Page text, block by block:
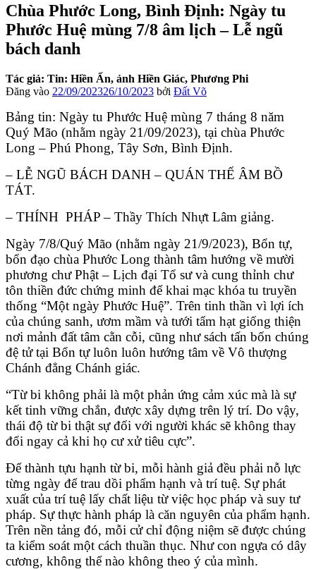
Chùa Phước Long, Bình Định: Ngày tu
Phước Huệ mùng 7/8 âm lịch – Lễ ngũ
bách danh
Tác giả: Tin: Hiền Ấn, ảnh Hiền Giác, Phương Phi
Đăng vào 22/09/202326/10/2023 bởi Đất Võ
Bảng tin: Ngày tu Phước Huệ mùng 7 tháng 8 năm
Quý Mão (nhằm ngày 21/09/2023), tại chùa Phước
Long – Phú Phong, Tây Sơn, Bình Định.
– LỄ NGŨ BÁCH DANH – QUÁN THẾ ÂM BỒ
TÁT.
– THÍNH PHÁP – Thầy Thích Nhựt Lâm giảng.
Ngày 7/8/Quý Mão (nhằm ngày 21/9/2023), Bổn tự,
bổn đạo chùa Phước Long thành tâm hướng về mười
phương chư Phật – Lịch đại Tổ sư và cung thỉnh chư
tôn thiền đức chứng minh để khai mạc khóa tu truyền
thống “Một ngày Phước Huệ”. Trên tinh thần vì lợi ích
của chúng sanh, ươm mầm và tưới tẩm hạt giống thiện
nơi mảnh đất tâm cằn cỗi, cũng như sách tấn bốn chúng
đệ tử tại Bổn tự luôn luôn hướng tâm về Vô thượng
Chánh đẳng Chánh giác.
“Từ bi không phải là một phản ứng cảm xúc mà là sự
kết tinh vững chắn, được xây dựng trên lý trí. Do vậy,
thái độ từ bi thật sự đối với người khác sẽ không thay
đổi ngay cả khi họ cư xử tiêu cực”.
Để thành tựu hạnh từ bi, mỗi hành giả đều phải nỗ lực
từng ngày để trau dồi phẩm hạnh và trí tuệ. Sự phát
xuất của trí tuệ lấy chất liệu từ việc học pháp và suy tư
pháp. Sự thực hành pháp là căn nguyên của phẩm hạnh.
Trên nền tảng đó, mỗi cử chỉ động niệm sẽ được chúng
ta kiểm soát một cách thuần thục. Như con ngựa có dây
cương, không thể nào không theo ý của mình.